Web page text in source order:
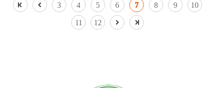
3 4 5 6 7 8 9 10
11 12